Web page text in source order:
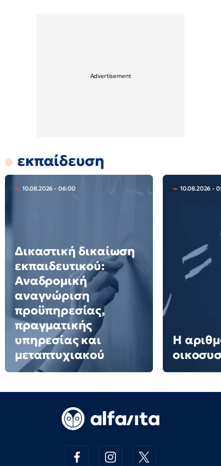
εκπαίδευση
10.08.2026 - 06:00
Δικαστική δικαίωση
εκπαιδευτικού:
Αναδρομική
αναγνώριση
προϋπηρεσίας,
πραγματικής
υπηρεσίας και
μεταπτυχιακού
10.08.2026 -
Η